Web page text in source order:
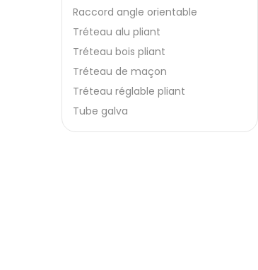
Raccord angle orientable
Tréteau alu pliant
Tréteau bois pliant
Tréteau de maçon
Tréteau réglable pliant
Tube galva